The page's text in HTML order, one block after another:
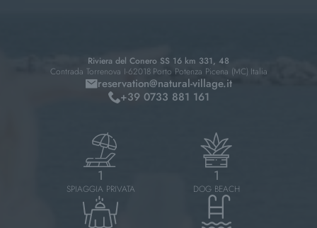
Riviera del Conero SS 16 km 331, 48
Contrada Torrenova I-62018 Porto Potenza Picena (MC) Italia
reservation@natural-village.it
+39 0733 881 161
1
SPIAGGIA PRIVATA
1
DOG BEACH